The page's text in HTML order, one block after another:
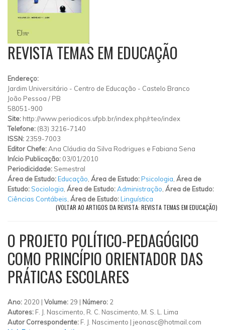
REVISTA TEMAS EM EDUCAÇÃO
Endereço:
Jardim Universitário - Centro de Educação - Castelo Branco
João Pessoa / PB
58051-900
Site: http://www.periodicos.ufpb.br/index.php/rteo/index
Telefone: (83) 3216-7140
ISSN: 2359-7003
Editor Chefe:Ana Cláudia da Silva Rodrigues e Fabiana Sena
Início Publicação: 03/01/2010
Periodicidade: Semestral
Área de Estudo:Educação Área de Estudo:Psicologia Área de
Estudo:Sociologia Área de Estudo:Administração Área de Estudo:
Ciências Contábeis Área de Estudo:Linguística
(VOLTAR AO ARTIGOS DA REVISTA: REVISTA TEMAS EM EDUCAÇÃO)
O PROJETO POLÍTICO-PEDAGÓGICO
COMO PRINCÍPIO ORIENTADOR DAS
PRÁTICAS ESCOLARES
Ano: 2020 | Volume: 29 | Número: 2
Autores: F. J. Nascimento, R. C. Nascimento, M. S. L. Lima
Autor Correspondente: F. J. Nascimento | jeonasc@hotmail.com